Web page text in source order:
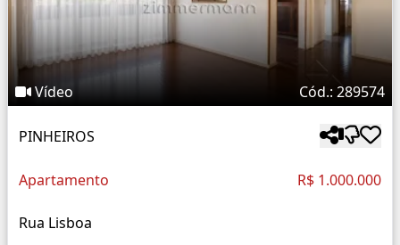
Vídeo Cód.: 289574
PINHEIROS
Apartamento R$ 1.000.000
Rua Lisboa